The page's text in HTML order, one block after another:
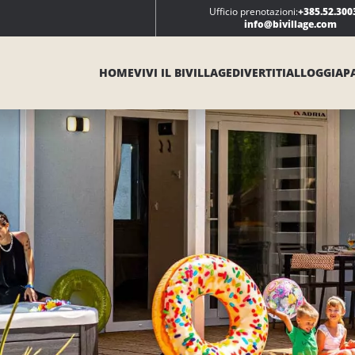
Ufficio prenotazioni:
info@bivillage.com
HOMEVIVI IL BIVILLAGEDIVERTITIALLOGGIA